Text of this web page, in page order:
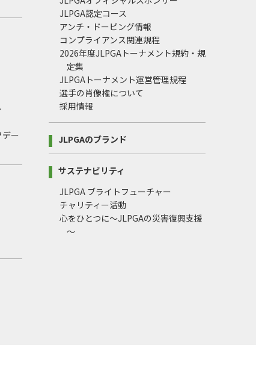
ー
JLPGA認定コース
アンチ・ドーピング情報
コンプライアンス関連規程
2026年度JLPGAトーナメント規約・規
定集
JLPGAトーナメント運営管理規程
選手の肖像権について
採用情報
JLPGAのブランド
サステナビリティ
JLPGA ブライトフューチャー
チャリティー活動
心をひとつに～JLPGAの災害復興支援
～